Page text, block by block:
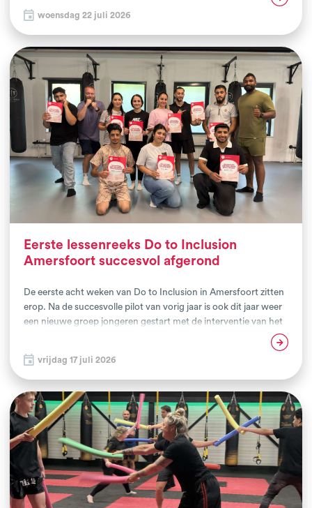
vechtsportclubs, de gemeente Den Haag en maatschappelijke
partners samen aan een sterke en toekomstbestendige
vechtsportsector. De recente netwerkbijeenkomst stond
grotendeels in het teken van de voorbereiding op de Haagse
Vechtsportdag van zaterdag 10 oktober, maar bood minstens
zoveel ruimte om elkaar bij te praten en samen vooruit te
kijken.
woensdag 22 juli 2026
Eerste lessenreeks Do to Inclusion
Amersfoort succesvol afgerond
De eerste acht weken van Do to Inclusion in Amersfoort zitten
erop. Na de succesvolle pilot van vorig jaar is ook dit jaar weer
een nieuwe groep jongeren gestart met de interventie van het
NIVM. De deelnemers volgen het programma als onderdeel
voorbereiden op een succesvolle doorstroom naar het mbo.
Het traject wordt uitgevoerd in samenwerking met
Integratiewerk en de Tussenvoorziening.
vrijdag 17 juli 2026